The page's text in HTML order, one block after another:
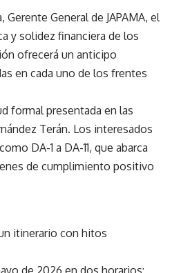
General de JAPAMA, el
y solidez financiera de los
ofrecerá un anticipo
en cada uno de los frentes
formal presentada en las
Terán. Los interesados
DA-1 a DA-11, que abarca
de cumplimiento positivo
itinerario con hitos
de 2026 en dos horarios: